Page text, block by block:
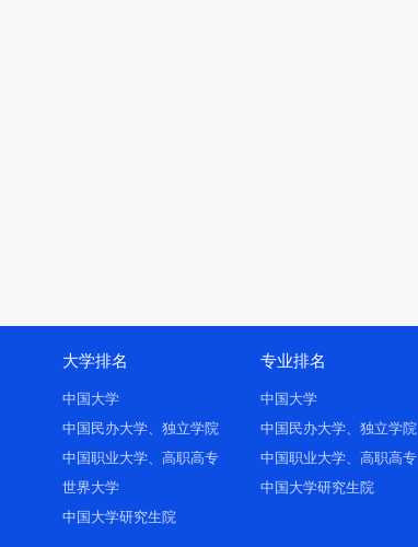
大学排名
中国大学
中国民办大学、独立学院
中国职业大学、高职高专
世界大学
中国大学研究生院
专业排名
中国大学
中国民办大学、独立学院
中国职业大学、高职高专
中国大学研究生院